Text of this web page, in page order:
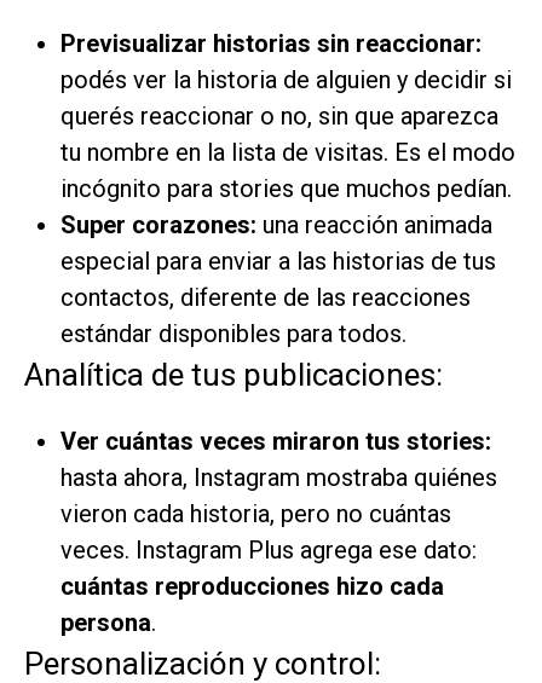
Previsualizar historias sin reaccionar:
podés ver la historia de alguien y decidir si
querés reaccionar o no, sin que aparezca
tu nombre en la lista de visitas. Es el modo
incógnito para stories que muchos pedían.
Super corazones: una reacción animada
especial para enviar a las historias de tus
contactos, diferente de las reacciones
estándar disponibles para todos.
Analítica de tus publicaciones:
Ver cuántas veces miraron tus stories:
hasta ahora, Instagram mostraba quiénes
vieron cada historia, pero no cuántas
veces. Instagram Plus agrega ese dato:
cuántas reproducciones hizo cada
persona.
Personalización y control: